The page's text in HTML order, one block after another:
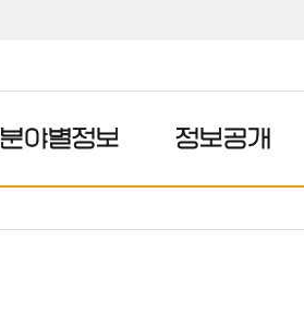
분야별정보 정보공개